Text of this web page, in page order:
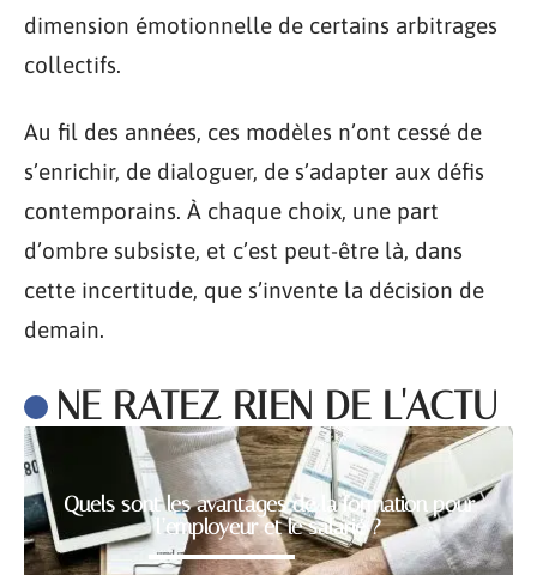
dimension émotionnelle de certains arbitrages
collectifs.
Au fil des années, ces modèles n’ont cessé de
s’enrichir, de dialoguer, de s’adapter aux défis
contemporains. À chaque choix, une part
d’ombre subsiste, et c’est peut-être là, dans
cette incertitude, que s’invente la décision de
demain.
NE RATEZ RIEN DE L'ACTU
Quels sont les avantages de la formation pour
l’employeur et le salarié ?